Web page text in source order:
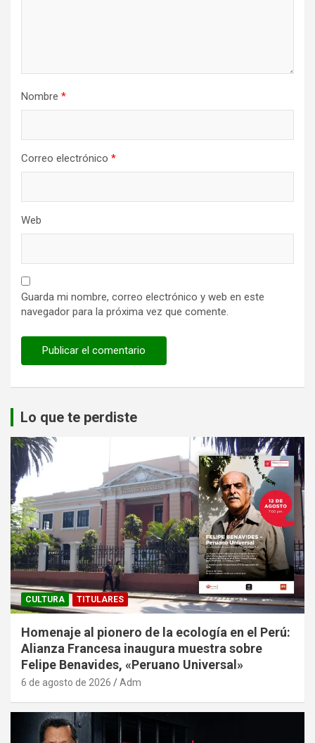
Nombre *
Correo electrónico *
Web
Guarda mi nombre, correo electrónico y web en este
navegador para la próxima vez que comente.
Lo que te perdiste
CULTURA TITULARES
Homenaje al pionero de la ecología en el Perú:
Alianza Francesa inaugura muestra sobre
Felipe Benavides, «Peruano Universal»
6 de agosto de 2026 Adm